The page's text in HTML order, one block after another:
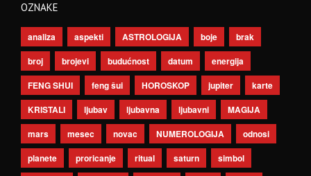
OZNAKE
analiza aspekti ASTROLOGIJA boje
brak
broj
brojevi budućnost datum
energija
FENG SHUI
feng šui HOROSKOP jupiter
karte
KRISTALI
ljubav ljubavna ljubavni
MAGIJA
mars
mesec novac NUMEROLOGIJA
odnosi
planete
proricanje ritual saturn simbol